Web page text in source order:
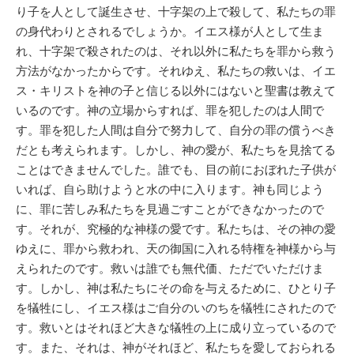
り子を人として誕生させ、十字架の上で殺して、私たちの罪
の身代わりとされるでしょうか。イエス様が人として生ま
れ、十字架で殺されたのは、それ以外に私たちを罪から救う
方法がなかったからです。それゆえ、私たちの救いは、イエ
ス・キリストを神の子と信じる以外にはないと聖書は教えて
いるのです。神の立場からすれば、罪を犯したのは人間で
す。罪を犯した人間は自分で努力して、自分の罪の償うべき
だとも考えられます。しかし、神の愛が、私たちを見捨てる
ことはできませんでした。誰でも、目の前におぼれた子供が
いれば、自ら助けようと水の中に入ります。神も同じよう
に、罪に苦しみ私たちを見過ごすことができなかったので
す。それが、究極的な神様の愛です。私たちは、その神の愛
ゆえに、罪から救われ、天の御国に入れる特権を神様から与
えられたのです。救いは誰でも無代価、ただでいただけま
す。しかし、神は私たちにその命を与えるために、ひとり子
を犠牲にし、イエス様はご自分のいのちを犠牲にされたので
す。救いとはそれほど大きな犠牲の上に成り立っているので
す。また、それは、神がそれほど、私たちを愛しておられる